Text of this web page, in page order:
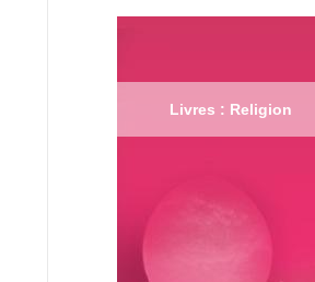
Livres : Religion